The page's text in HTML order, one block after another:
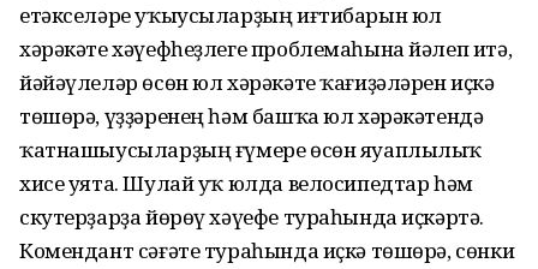
етәкселәре уҡыусыларҙың иғтибарын юл
хәрәкәте хәүефһеҙлеге проблемаһына йәлеп итә,
йәйәүлеләр өсөн юл хәрәкәте ҡағиҙәләрен иҫкә
төшөрә, үҙҙәренең һәм башҡа юл хәрәкәтендә
ҡатнашыусыларҙың ғүмере өсөн яуаплылыҡ
хисе уята. Шулай уҡ юлда велосипедтар һәм
скутерҙарҙа йөрөү хәүефе тураһында иҫкәртә.
Комендант сәғәте тураһында иҫкә төшөрә, сөнки